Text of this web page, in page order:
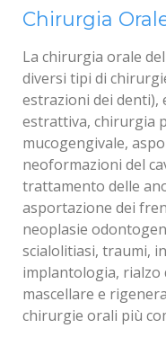
Chirurgia
La chirurgia orale
diversi tipi di
estrazioni dei denti),
estrattiva, chirurgia
mucogengivale,
neoformazioni del
trattamento delle
asportazione dei
neoplasie
scialolitiasi, traumi,
implantologia, rialzo
mascellare e
chirurgie orali più